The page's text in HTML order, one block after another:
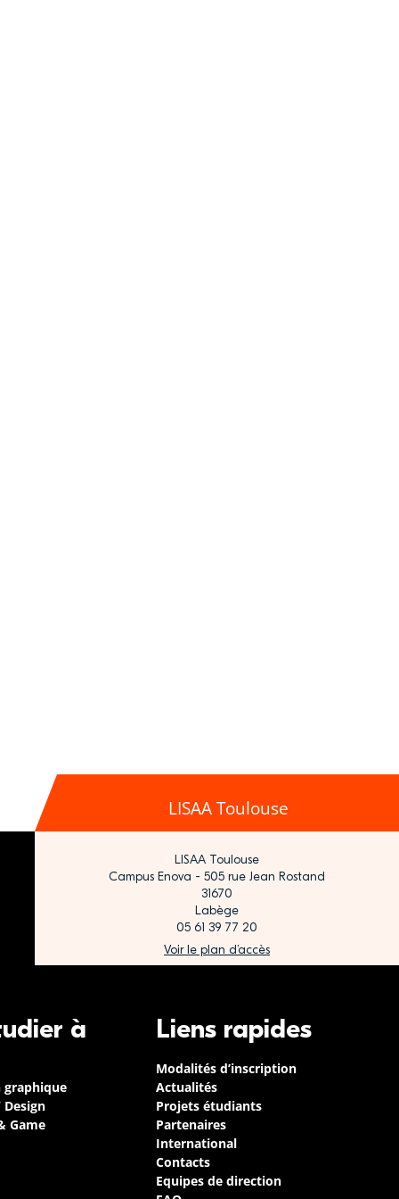
LISAA Toulouse
LISAA Toulouse
Campus Enova - 505 rue Jean Rostand
31670
Labège
05 61 39 77 20
Voir le plan d’accès
à
graphique
Design
Game
Liens rapides
Modalités d’inscription
Actualités
Projets étudiants
Partenaires
International
Contacts
Equipes de direction